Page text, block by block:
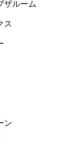
ザルーム
ス
ン